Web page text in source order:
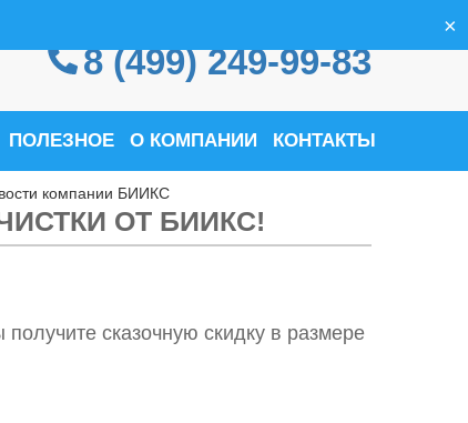
×
8 (499) 249-99-83
ПОЛЕЗНОЕ О КОМПАНИИ КОНТАКТЫ
компании БИИКС
ОТ БИИКС!
сказочную скидку в размере